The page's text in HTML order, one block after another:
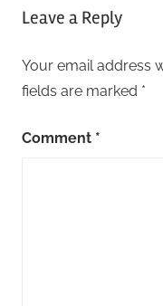
Leave a Reply
Your email address
fields are marked *
Comment *